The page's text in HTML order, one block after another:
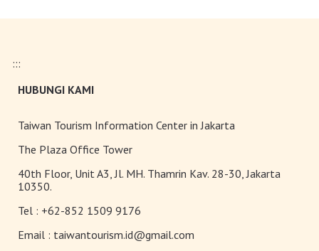
:::
HUBUNGI KAMI
Taiwan Tourism Information Center in Jakarta
The Plaza Office Tower
40th Floor, Unit A3, Jl. MH. Thamrin Kav. 28-30, Jakarta
10350.
Tel : +62-852 1509 9176
Email : taiwantourism.id@gmail.com